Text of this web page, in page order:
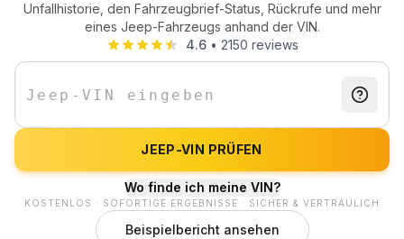
Unfallhistorie, den Fahrzeugbrief-Status, Rückrufe und mehr
eines Jeep-Fahrzeugs anhand der VIN.
4.6 • 2150 reviews
JEEP-VIN PRÜFEN
Wo finde ich meine VIN?
KOSTENLOS · SOFORTIGE ERGEBNISSE · SICHER & VERTRAULICH
Beispielbericht ansehen